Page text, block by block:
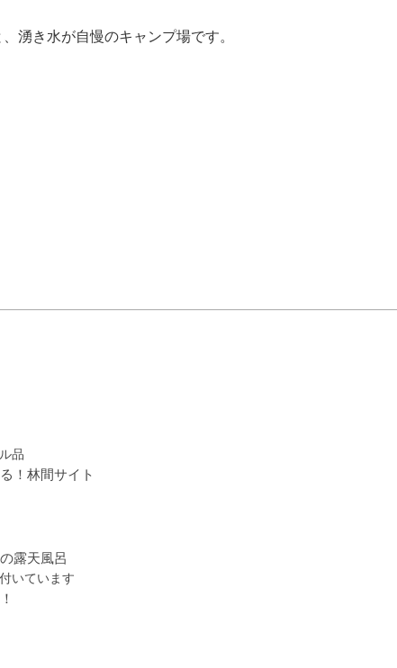
湧き水が自慢のキャンプ場です。
品
！林間サイト
露天風呂
いています